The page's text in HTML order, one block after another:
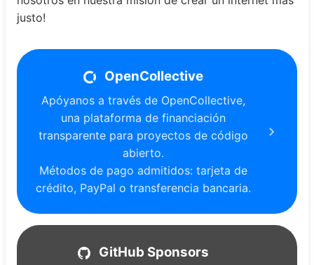
Agregar nuevo Servicio
justo!
OpenCollective
Apóyanos a través de OpenCollective,
una plataforma de financiación
transparente para proyectos de código
abierto.
Métodos de pago admitidos: tarjeta de
crédito, PayPal o transferencia bancaria.
GitHub Sponsors